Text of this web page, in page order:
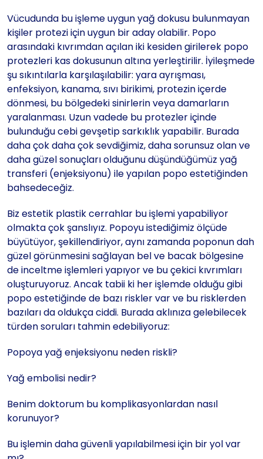
Vücudunda bu işleme uygun yağ dokusu bulunmayan
kişiler protezi için uygun bir aday olabilir. Popo
arasındaki kıvrımdan açılan iki kesiden girilerek popo
protezleri kas dokusunun altına yerleştirilir. İyileşmede
şu sıkıntılarla karşılaşılabilir: yara ayrışması,
enfeksiyon, kanama, sıvı birikimi, protezin içerde
dönmesi, bu bölgedeki sinirlerin veya damarların
yaralanması. Uzun vadede bu protezler içinde
bulunduğu cebi gevşetip sarkıklık yapabilir. Burada
daha çok daha çok sevdiğimiz, daha sorunsuz olan ve
daha güzel sonuçları olduğunu düşündüğümüz yağ
transferi (enjeksiyonu) ile yapılan popo estetiğinden
bahsedeceğiz.
Biz estetik plastik cerrahlar bu işlemi yapabiliyor
olmakta çok şanslıyız. Popoyu istediğimiz ölçüde
büyütüyor, şekillendiriyor, aynı zamanda poponun dah
güzel görünmesini sağlayan bel ve bacak bölgesine
de inceltme işlemleri yapıyor ve bu çekici kıvrımları
oluşturuyoruz. Ancak tabii ki her işlemde olduğu gibi
popo estetiğinde de bazı riskler var ve bu risklerden
bazıları da oldukça ciddi. Burada aklınıza gelebilecek
türden soruları tahmin edebiliyoruz:
Popoya yağ enjeksiyonu neden riskli?
Yağ embolisi nedir?
Benim doktorum bu komplikasyonlardan nasıl
korunuyor?
Bu işlemin daha güvenli yapılabilmesi için bir yol var